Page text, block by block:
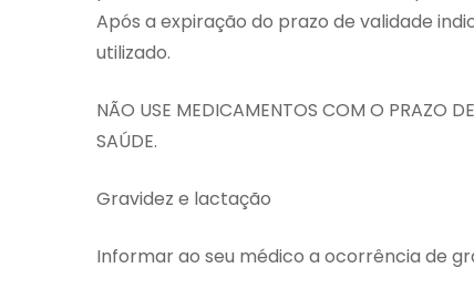
Após a expiração do prazo de validade
utilizado.
NÃO USE MEDICAMENTOS COM O PRAZO
SAÚDE.
Gravidez e lactação
Informar ao seu médico a ocorrência de